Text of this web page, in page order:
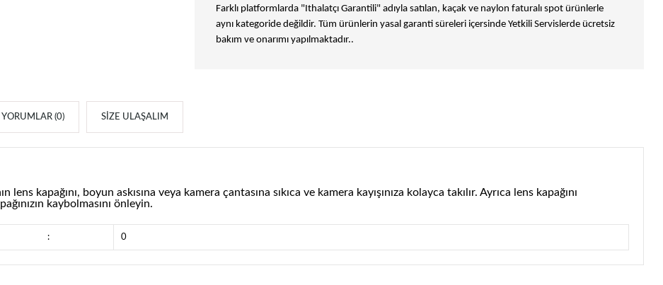
Farklı platformlarda "Ithalatçı Garantili" adıyla satılan, kaçak ve naylon faturalı spot ürünlerle
aynı kategoride değildir. Tüm ürünlerin yasal garanti süreleri içersinde Yetkili Servislerde ücretsiz
bakım ve onarımı yapılmaktadır..
YORUMLAR (0) SIZE ULAŞALIM
kapağını, boyun askısına veya kamera çantasına sıkıca ve kamera kayışınıza kolayca takılır. Ayrıca lens kapağını
kaybolmasını önleyin.
: 0